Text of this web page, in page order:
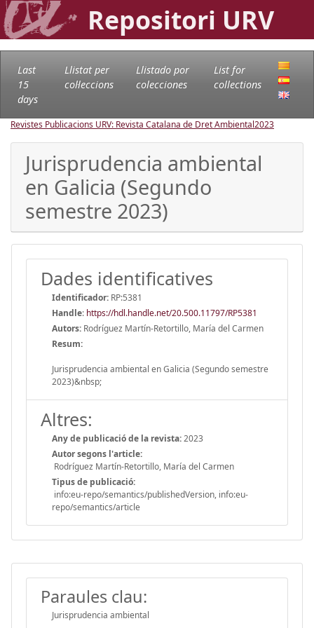
Repositori URV
Last
15
days
Llistat per
col·leccions
Llistado por
colecciones
List for
collections
Revistes Publicacions URV: Revista Catalana de Dret Ambiental2023
Jurisprudencia ambiental
en Galicia (Segundo
semestre 2023)
Dades identificatives
Identificador: RP:5381
Handle: https://hdl.handle.net/20.500.11797/RP5381
Autors: Rodríguez Martín-Retortillo, María del Carmen
Resum:
Jurisprudencia ambiental en Galicia (Segundo semestre
2023)&nbsp;
Altres:
Any de publicació de la revista:2023
Autor segons l'article:
Rodríguez Martín-Retortillo, María del Carmen
Tipus de publicació:
info:eu-repo/semantics/publishedVersion, info:eu-
repo/semantics/article
Paraules clau:
Jurisprudencia ambiental